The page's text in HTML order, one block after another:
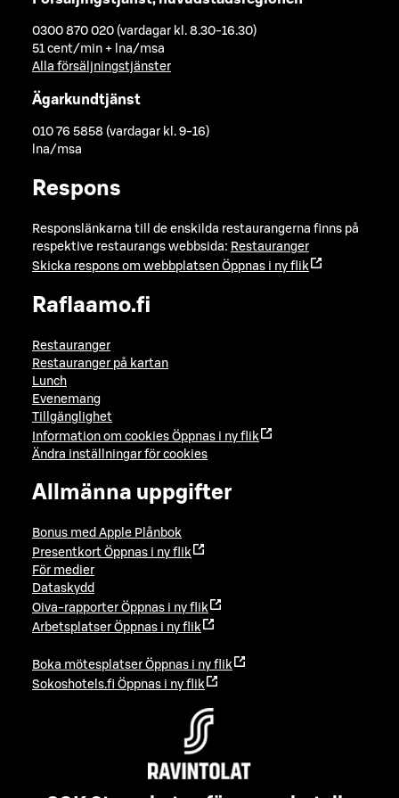
0300 870 020 (vardagar kl. 8.30-16.30)
51 cent/min + lna/msa
Alla försäljningstjänster
Ägarkundtjänst
010 76 5858 (vardagar kl. 9-16)
lna/msa
Respons
Responslänkarna till de enskilda restaurangerna finns på
respektive restaurangs webbsida: Restauranger
Skicka respons om webbplatsen Öppnas i ny flik
Raflaamo.fi
Restauranger
Restauranger på kartan
Lunch
Evenemang
Tillgänglighet
Information om cookies Öppnas i ny flik
Ändra inställningar för cookies
Allmänna uppgifter
Bonus med Apple Plånbok
Presentkort Öppnas i ny flik
För medier
Dataskydd
Oiva-rapporter Öppnas i ny flik
Arbetsplatser Öppnas i ny flik
Boka mötesplatser Öppnas i ny flik
Sokoshotels.fi Öppnas i ny flik